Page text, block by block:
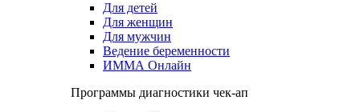
Для детей
Для женщин
Для мужчин
Ведение беременности
ИММА Онлайн
Программы диагностики чек-ап